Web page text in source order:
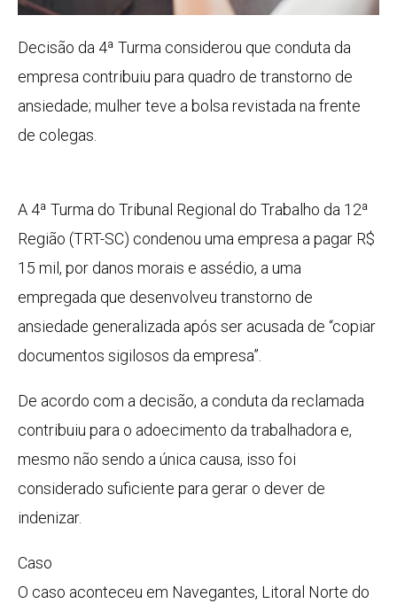
Decisão da 4ª Turma considerou que conduta da
empresa contribuiu para quadro de transtorno de
ansiedade; mulher teve a bolsa revistada na frente
de colegas.
A 4ª Turma do Tribunal Regional do Trabalho da 12ª
Região (TRT-SC) condenou uma empresa a pagar R$
15 mil, por danos morais e assédio, a uma
empregada que desenvolveu transtorno de
ansiedade generalizada após ser acusada de “copiar
documentos sigilosos da empresa”.
De acordo com a decisão, a conduta da reclamada
contribuiu para o adoecimento da trabalhadora e,
mesmo não sendo a única causa, isso foi
considerado suficiente para gerar o dever de
indenizar.
Caso
O caso aconteceu em Navegantes, Litoral Norte do